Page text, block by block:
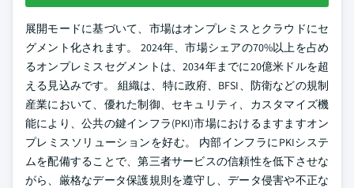
展開モードに基づいて、市場はオンプレミスとクラウドにセ
グメント化されます。 2024年、市場シェアの70%以上を占め
るオンプレミスセグメントは、2034年までに20億米ドルを超
える見込みです。 組織は、特に政府、BFSI、防衛などの規制
産業において、優れた制御、セキュリティ、カスタマイズ機
能により、公共の鍵インフラ(PKI)市場におけるますますオン
プレミスソリューションを好む。 内部インフラにPKIシステ
ムを配備することで、第三者サービスの信頼性を低下させな
がら、厳格なデータ保護規則を遵守し、データ侵害や不正な